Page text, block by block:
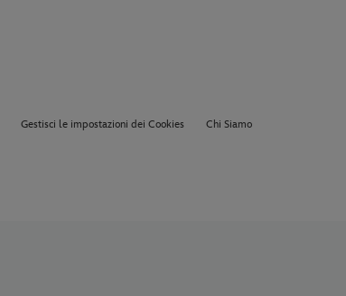
Gestisci le impostazioni dei Cookies
Chi Siamo